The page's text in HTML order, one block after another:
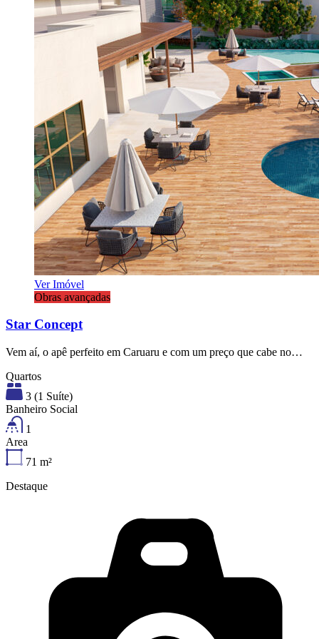
Ver Imóvel
Obras avançadas
Star Concept
Vem aí, o apê perfeito em Caruaru e com um preço que cabe no…
Quartos
3 (1 Suíte)
Banheiro Social
1
Area
71 m²
Destaque